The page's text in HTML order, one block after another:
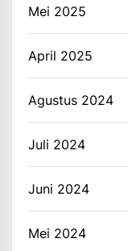
Mei 2025
April 2025
Agustus 2024
Juli 2024
Juni 2024
Mei 2024